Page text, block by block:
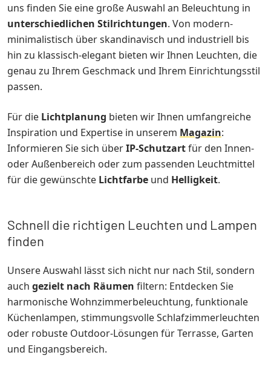
uns finden Sie eine große Auswahl an Beleuchtung in
unterschiedlichen Stilrichtungen. Von modern-
minimalistisch über skandinavisch und industriell bis
hin zu klassisch-elegant bieten wir Ihnen Leuchten, die
genau zu Ihrem Geschmack und Ihrem Einrichtungsstil
passen.
Für die Lichtplanung bieten wir Ihnen umfangreiche
Inspiration und Expertise in unserem Magazin:
Informieren Sie sich überIP-Schutzartfür den Innen-
oder Außenbereich oder zum passenden Leuchtmittel
für die gewünschte Lichtfarbe und Helligkeit.
Schnell die richtigen Leuchten und Lampen
finden
Unsere Auswahl lässt sich nicht nur nach Stil, sondern
auch gezielt nach Räumen filtern: Entdecken Sie
harmonische Wohnzimmerbeleuchtung, funktionale
Küchenlampen, stimmungsvolle Schlafzimmerleuchten
oder robuste Outdoor-Lösungen für Terrasse, Garten
und Eingangsbereich.